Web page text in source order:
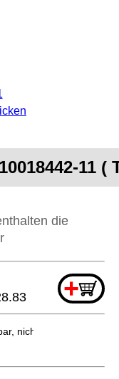
11 (
die
+
nicht bestellbar